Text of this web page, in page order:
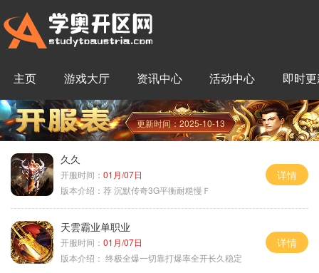
主页 游戏大厅 资讯中心 活动中心 即时
更新时间：2025-10-13
久久
开服时间： 01月/07日
版本介绍： 荐 沉默传奇3G平衡耐糙慢Ｆ
详情
天雲霸业单职业
开服时间： 01月/07日
版本介绍： 终极全爆一切靠打爆率全开长久稳定
详情